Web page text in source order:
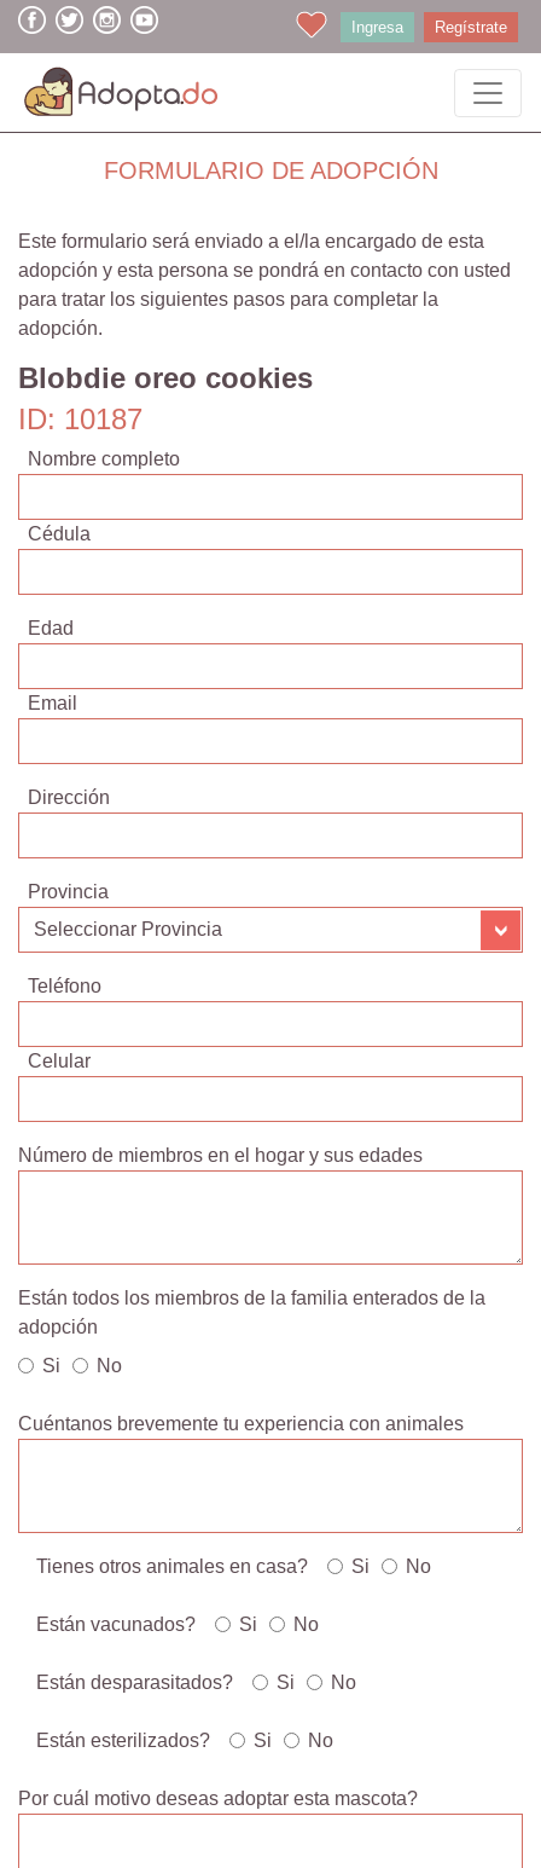
Ingresa Regístrate
FORMULARIO DE ADOPCIÓN
Este formulario será enviado a el/la encargado de esta
adopción y esta persona se pondrá en contacto con usted
para tratar los siguientes pasos para completar la
adopción.
Blobdie oreo cookies
ID: 10187
Nombre completo
Cédula
Edad
Email
Dirección
Provincia
Teléfono
Celular
Número de miembros en el hogar y sus edades
Están todos los miembros de la familia enterados de la
adopción
Si
No
Cuéntanos brevemente tu experiencia con animales
Tienes otros animales en casa? Si No
Están vacunados? Si No
Están desparasitados? Si No
Están esterilizados? Si No
Por cuál motivo deseas adoptar esta mascota?